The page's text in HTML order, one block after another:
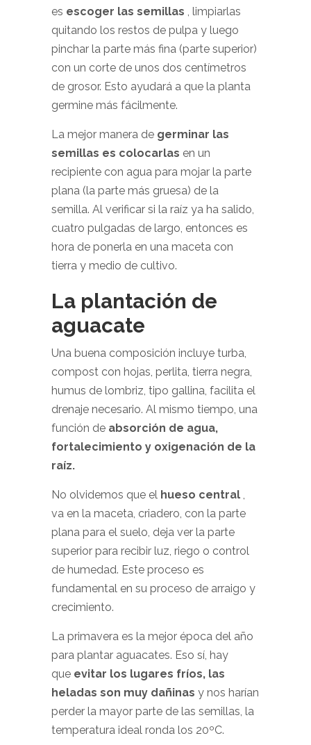
es escoger las semillas , limpiarlas
quitando los restos de pulpa y luego
pinchar la parte más fina (parte superior)
con un corte de unos dos centímetros
de grosor. Esto ayudará a que la planta
germine más fácilmente.
La mejor manera de germinar las
semillas es colocarlas en un
recipiente con agua para mojar la parte
plana (la parte más gruesa) de la
semilla. Al verificar si la raíz ya ha salido,
cuatro pulgadas de largo, entonces es
hora de ponerla en una maceta con
tierra y medio de cultivo.
La plantación de
aguacate
Una buena composición incluye turba,
compost con hojas, perlita, tierra negra,
humus de lombriz, tipo gallina, facilita el
drenaje necesario. Al mismo tiempo, una
función de absorción de agua,
fortalecimiento y oxigenación de la
raíz.
No olvidemos que el hueso central
va en la maceta, criadero, con la parte
plana para el suelo, deja ver la parte
superior para recibir luz, riego o control
de humedad. Este proceso es
fundamental en su proceso de arraigo y
crecimiento.
La primavera es la mejor época del año
para plantar aguacates. Eso sí, hay
que evitar los lugares fríos, las
heladas son muy dañinas y nos harían
perder la mayor parte de las semillas, la
temperatura ideal ronda los 20ºC.